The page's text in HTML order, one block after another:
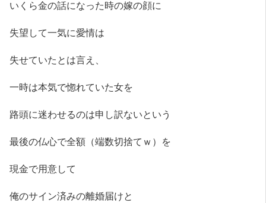
いくら金の話になった時の嫁の顔に
失望して一気に愛情は
失せていたとは言え、
一時は本気で惚れていた女を
路頭に迷わせるのは申し訳ないという
最後の仏心で全額（端数切捨てｗ）を
現金で用意して
俺のサイン済みの離婚届けと